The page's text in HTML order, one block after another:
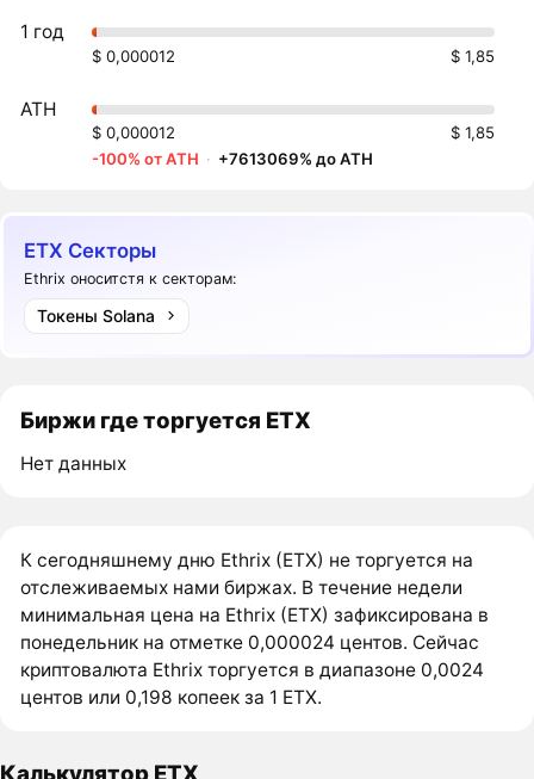
1 год
$ 0,000012 $ 1,85
ATH
$ 0,000012
$ 1,85
-100% от ATH · +7613069% до ATH
ETX Секторы
Ethrix оноситстя к секторам:
Токены Solana
Биржи где торгуется ETX
Нет данных
К сегодняшнему дню Ethrix (ETX) не торгуется на
отслеживаемых нами биржах. В течение недели
минимальная цена на Ethrix (ETX) зафиксирована в
понедельник на отметке 0,000024 центов. Сейчас
криптовалюта Ethrix торгуется в диапазоне 0,0024
центов или 0,198 копеек за 1 ETX.
Калькулятор ETX